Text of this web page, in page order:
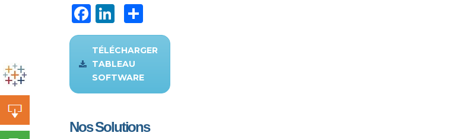
Facebook
LinkedIn
TÉLÉCHARGER
TABLEAU
SOFTWARE
Nos Solutions